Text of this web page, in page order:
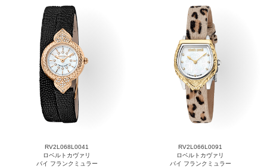
RV2L068L0041
ロベルトカヴァリ
バイ フランクミュラー
RV2L066L0091
ロベルトカヴァリ
バイ フランクミュラー